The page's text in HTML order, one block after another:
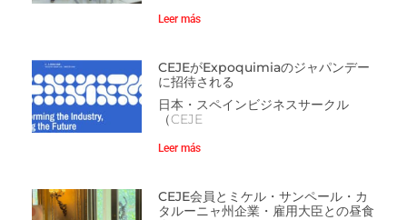
Leer más
CEJEがExpoquimiaのジャパンデー
に招待される
日本・スペインビジネスサークル
（CEJE
Leer más
CEJE会員とミケル・サンペール・カ
タルーニャ州企業・雇用大臣との昼食